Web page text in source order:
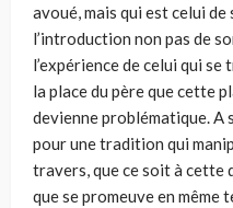
avoué, mais qui est celui
l’introduction non pas de
l’expérience de celui qui
la place du père que cette
devienne problématique. A
pour une tradition qui
travers, que ce soit à cette
que se promeuve en même